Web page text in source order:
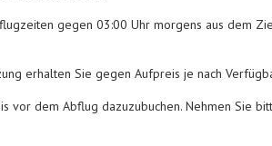
gegen 03:00 Uhr morgens aus dem
erhalten Sie gegen Aufpreis je nach
vor dem Abflug dazuzubuchen. Nehmen Sie